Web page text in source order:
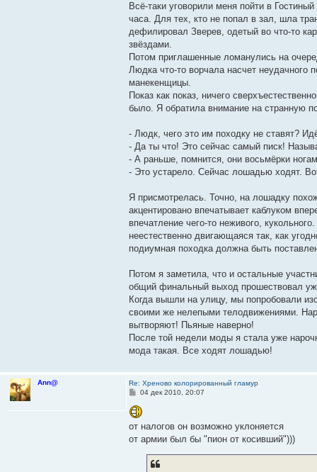
Всё-таки уговорили меня пойти в
часа. Для тех, кто не попал в зал, шла
дефилировал Зверев, одетый во что-то
звёздами.
Потом приглашенные ломанулись на
Людка что-то ворчала насчет
манекенщицы.
Показ как показ, ничего
было. Я обратила внимание на странную
- Людк, чего это им походку не ставят?
- Да ты что! Это сейчас самый писк!
- А раньше, помнится, они восьмёрки
- Это устарело. Сейчас лошадью ходят.
Я присмотрелась. Точно, на лошадку
акцентировано впечатывает каблуком
впечатление чего-то неживого,
неестественно двигающаяся так, как
подиумная походка должна быть
Потом я заметила, что и остальные
общий финальный выход прошествовал
Когда вышли на улицу, мы попробовали
своими же нелепыми телодвижениями.
вытворяют! Пьяные наверно!
После той недели моды я стала уже
мода такая. Все ходят лошадью!
Ann@
Re: Хреново колорированный гламур
С
о
б
щ
н
04 дек 2010, 20:07
от налогов он возможно уклоняется
от армии был бы "пион от косивший")))